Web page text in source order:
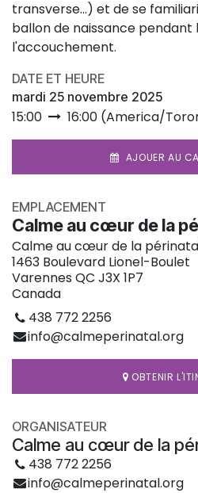
transverse...) et de se
ballon de naissance pendant
l'accouchement.
DATE ET HEURE
mardi 25 novembre 2025
15:00 16:00 (America/
AJOUER AU
EMPLACEMENT
Calme au cœur de la
Calme au cœur de la
1463 Boulevard Lionel-Boulet
Varennes QC J3X 1P7
Canada
438 772 2256
info@calmeperinatal.org
OBTENIR
ORGANISATEUR
Calme au cœur de la
438 772 2256
info@calmeperinatal.org